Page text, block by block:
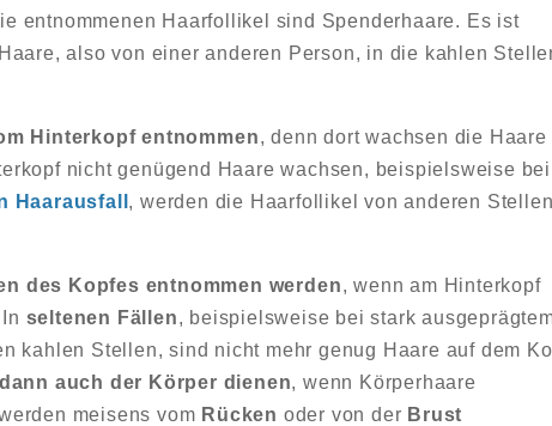
entnommenen Haarfollikel sind Spenderhaare. Es ist
also von einer anderen Person, in die kahlen
Hinterkopf entnommen, denn dort wachsen die Haare
nicht genügend Haare wachsen, beispielsweise bei
Haarausfall , werden die Haarfollikel von anderen
des Kopfes entnommen werden, wenn am Hinterkopf
seltenen Fällen, beispielsweise bei stark
kahlen Stellen, sind nicht mehr genug Haare auf dem
auch der Körper dienen, wenn Körperhaare
meisens vom Rücken oder von der Brust